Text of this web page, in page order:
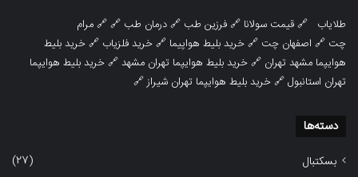
طلایاب 🔗قیمت سولانا 🔗فرزین طب 🔗درمان طب 🔗 🔗مرام
چت 🔗 اصفهان چت 🔗خرید بلیط هواپیما 🔗خرید فلزیاب 🔗خرید بلیط
هوایپما مشهد تهران 🔗خرید بلیط هوایپما تهران مشهد🔗خرید بلیط هوایپما
تهران استانبول🔗خرید بلیط هوایپما تهران شیراز🔗
دسته‌ها
بسکتبال
(27)